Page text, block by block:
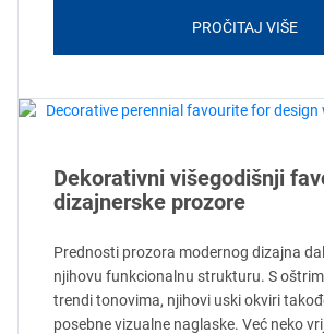
PROČITAJ VIŠE
Dekorativni višegodišnji
dizajnerske prozore
Prednosti prozora modernog dizajna
njihovu funkcionalnu strukturu. S
trendi tonovima, njihovi uski okviri
posebne vizualne naglaske. Već neko